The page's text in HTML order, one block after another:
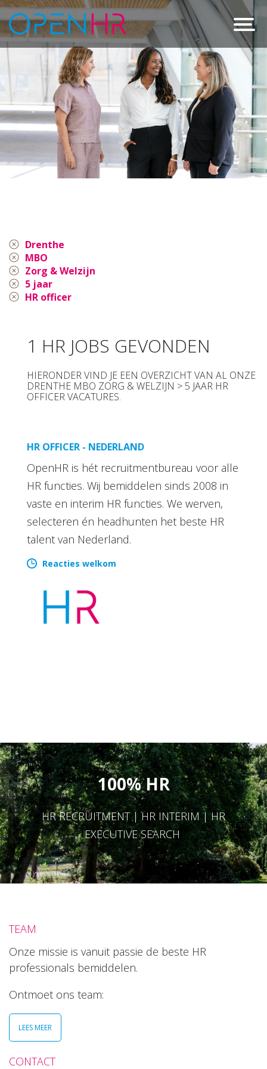
Drenthe
MBO
Zorg & Welzijn
5 jaar
HR officer
1 HR JOBS GEVONDEN
HIERONDER VIND JE EEN OVERZICHT VAN AL ONZE
DRENTHE MBO ZORG & WELZIJN > 5 JAAR HR
OFFICER VACATURES.
HR OFFICER - NEDERLAND
OpenHR is hét recruitmentbureau voor alle
HR functies. Wij bemiddelen sinds 2008 in
vaste en interim HR functies. We werven,
selecteren én headhunten het beste HR
talent van Nederland.
Reacties welkom
100% HR
HR RECRUITMENT | HR INTERIM | HR
EXECUTIVE SEARCH
TEAM
Onze missie is vanuit passie de beste HR
professionals bemiddelen.
Ontmoet ons team:
LEES MEER
CONTACT